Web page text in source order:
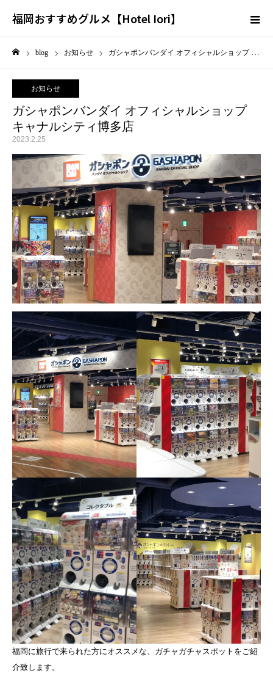
福岡おすすめグルメ【Hotel Iori】
blog お知らせ ガシャポンバンダイ オフィシャルショップ キャナルシティ博多店
お知らせ
ガシャポンバンダイ オフィシャルショップ
キャナルシティ博多店
2023.2.25
福岡に旅行で来られた方にオススメな、ガチャガチャスポットをご紹
介致します。